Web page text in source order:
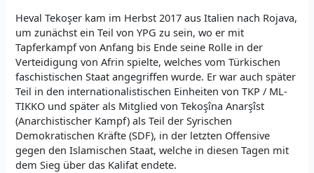
Heval Tekoşer kam im Herbst 2017 aus Italien nach Rojava,
um zunächst ein Teil von YPG zu sein, wo er mit
Tapferkampf von Anfang bis Ende seine Rolle in der
Verteidigung von Afrin spielte, welches vom Türkischen
faschistischen Staat angegriffen wurde. Er war auch später
Teil in den internationalistischen Einheiten von TKP / ML-
TIKKO und später als Mitglied von Tekoşîna Anarşîst
(Anarchistischer Kampf) als Teil der Syrischen
Demokratischen Kräfte (SDF), in der letzten Offensive
gegen den Islamischen Staat, welche in diesen Tagen mit
dem Sieg über das Kalifat endete.